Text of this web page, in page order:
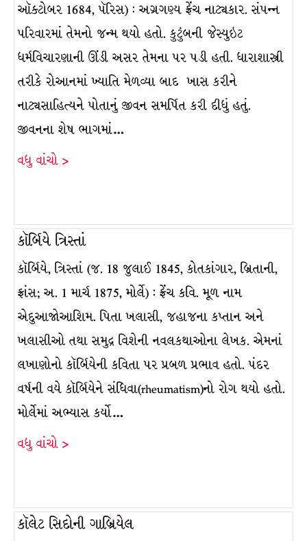
ઑક્ટોબર 1684, પૅરિસ) : અગ્રગણ્ય ફ્રેંચ નાટ્યકાર. સંપન્ન
પરિવારમાં તેમનો જન્મ થયો હતો. કુટુંબની જેસ્યુઇટ
ધર્મવિચારણાની ઊંડી અસર તેમના પર પડી હતી. ધારાશાસ્ત્રી
તરીકે રોઆનમાં ખ્યાતિ મેળવ્યા બાદ ખાસ કરીને
નાટ્યસાહિત્યને પોતાનું જીવન સમર્પિત કરી દીધું હતું.
જીવનના શેષ ભાગમાં…
વધુ વાંચો >
કૉર્બિયે ત્રિસ્તાં
કૉર્બિયે, ત્રિસ્તાં (જ. 18 જુલાઈ 1845, કોતકાંગાર, બ્રિતાની,
ફ્રાંસ; અ. 1 માર્ચ 1875, મોર્લે) : ફ્રેંચ કવિ. મૂળ નામ
એદુઆજોઆશિમ. પિતા ખલાસી, જહાજના કપ્તાન અને
ખલાસીઓ તથા સમુદ્ર વિશેની નવલકથાઓના લેખક. એમનાં
લખાણોનો કૉર્બિયેની કવિતા પર પ્રબળ પ્રભાવ હતો. પંદર
વર્ષની વયે કૉર્બિયેને સંધિવા(rheumatism)નો રોગ થયો હતો.
મોર્લેમાં અભ્યાસ કર્યો…
વધુ વાંચો >
કૉલેટ સિદોની ગાબ્રિયેલ